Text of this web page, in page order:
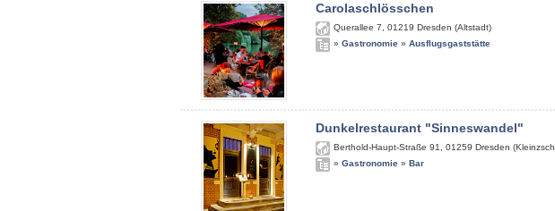
Carolaschlösschen
Querallee 7 01219 Dresden (Altstadt)
» Gastronomie » Ausflugsgaststätte
Dunkelrestaurant "Sinneswandel"
Berthold-Haupt-Straße 91 01259 Dresden
» Gastronomie » Bar